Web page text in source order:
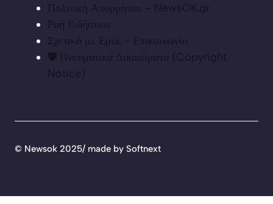
Πολιτική Απορρήτου – NewsOK.gr
Ροή Ειδήσεων
Σχετικά με Εμάς - Επικοινωνία
🛡️ Πνευματικά Δικαιώματα (Copyright
Notice)
© Newsok 2025/ made by Softnext